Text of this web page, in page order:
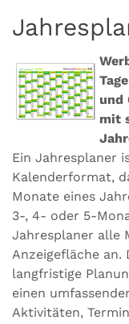
und
mit
Ein Jahresplaner
Kalenderformat,
Monate eines
3-, 4- oder 5-
Jahresplaner alle
Anzeigefläche an.
langfristige
einen
Aktivitäten,